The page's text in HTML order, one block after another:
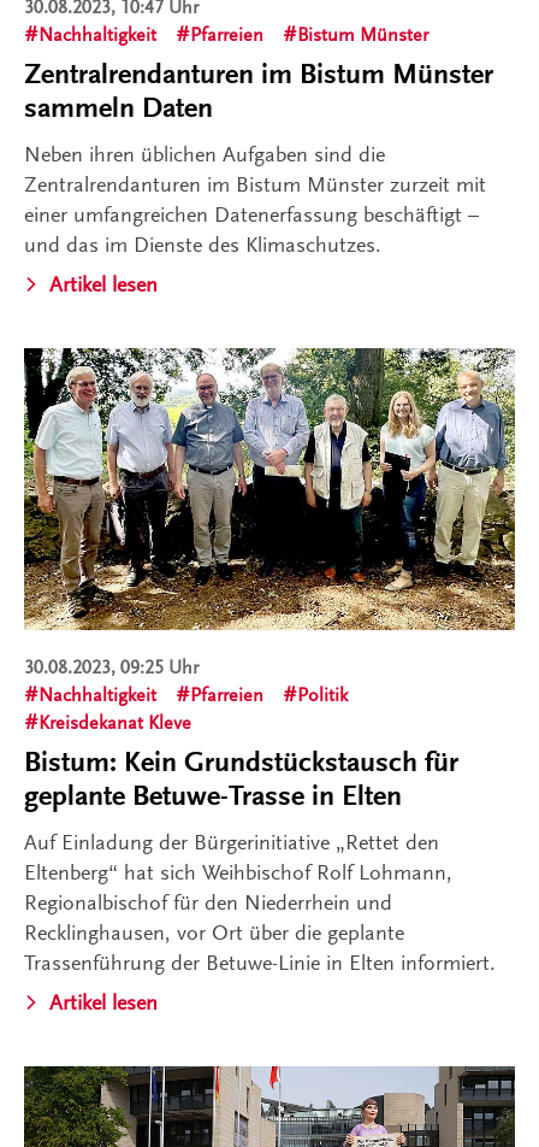
30.08.2023, 10:47 Uhr
Nachhaltigkeit
Pfarreien Bistum Münster
Zentralrendanturen im Bistum Münster
sammeln Daten
Neben ihren üblichen Aufgaben sind die
Zentralrendanturen im Bistum Münster zurzeit mit
einer umfangreichen Datenerfassung beschäftigt –
und das im Dienste des Klimaschutzes.
Artikel lesen
30.08.2023, 09:25 Uhr
Nachhaltigkeit
Pfarreien
Politik
Kreisdekanat Kleve
Bistum: Kein Grundstückstausch für
geplante Betuwe-Trasse in Elten
Auf Einladung der Bürgerinitiative „Rettet den
Eltenberg“ hat sich Weihbischof Rolf Lohmann,
Regionalbischof für den Niederrhein und
Recklinghausen, vor Ort über die geplante
Trassenführung der Betuwe-Linie in Elten informiert.
Artikel lesen